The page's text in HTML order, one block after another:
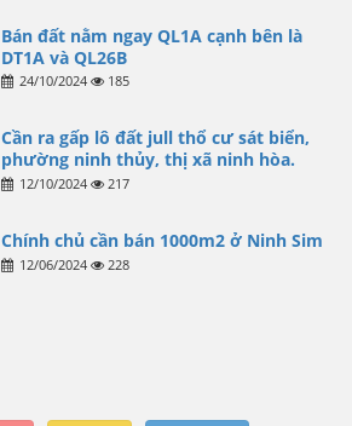
Bán đất nằm ngay QL1A cạnh bên là
DT1A và QL26B
24/10/2024 185
Cần ra gấp lô đất jull thổ cư sát biển,
phường ninh thủy, thị xã ninh hòa.
12/10/2024 217
Chính chủ cần bán 1000m2 ở Ninh Sim
12/06/2024 228